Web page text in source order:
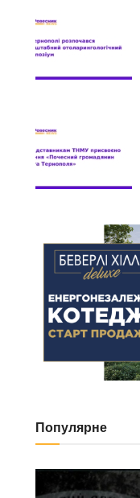
Популярне